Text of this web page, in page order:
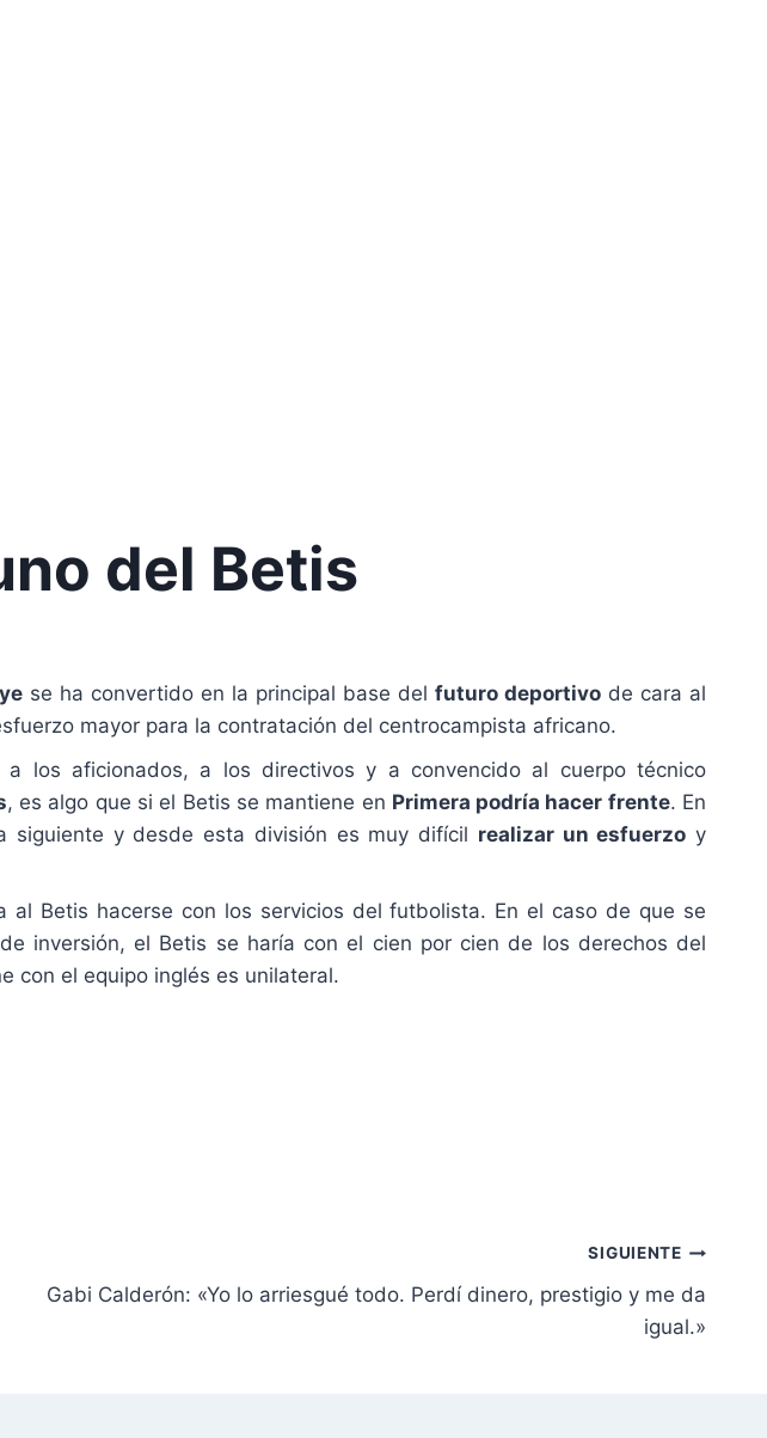
del Betis
se ha convertido en la principal base del futuro deportivo de cara al
mayor para la contratación del centrocampista africano.
los aficionados, a los directivos y a convencido al cuerpo técnico
, es algo que si el Betis se mantiene en Primera podría hacer frente. En
siguiente y desde esta división es muy difícil realizar un esfuerzo y
al Betis hacerse con los servicios del futbolista. En el caso de que se
inversión, el Betis se haría con el cien por cien de los derechos del
con el equipo inglés es unilateral.
SIGUIENTE
Gabi Calderón: «Yo lo arriesgué todo. Perdí dinero, prestigio y me da
igual.»